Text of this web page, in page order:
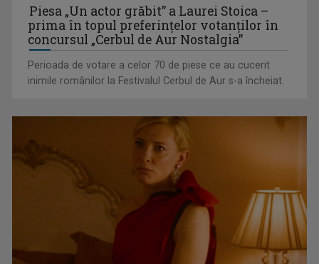
Federația SANITAS suspendă temporar greva generală din
sistemul sanitar
Piesa „Un actor grăbit” a Laurei Stoica –
prima în topul preferinţelor votanţilor în
concursul „Cerbul de Aur Nostalgia”
Perioada de votare a celor 70 de piese ce au cucerit
inimile românilor la Festivalul Cerbul de Aur s-a încheiat.